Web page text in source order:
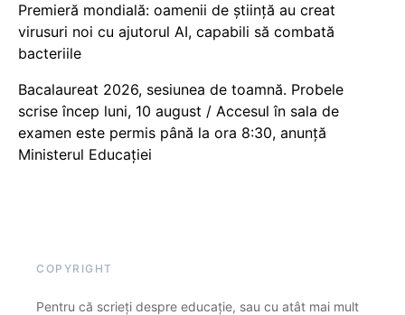
Premieră mondială: oamenii de știință au creat
virusuri noi cu ajutorul AI, capabili să combată
bacteriile
Bacalaureat 2026, sesiunea de toamnă. Probele
scrise încep luni, 10 august / Accesul în sala de
examen este permis până la ora 8:30, anunță
Ministerul Educației
COPYRIGHT
Pentru că scrieți despre educație, sau cu atât mai mult